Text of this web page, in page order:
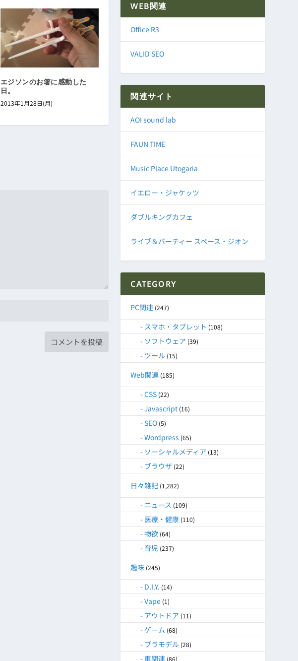
エジソンのお箸に感動した
日。
2013年1月28日(月)
WEB関連
Office R3
VALID SEO
関連サイト
AOI sound lab
FAUN TIME
Music Place Utogaria
イエロー・ジャケッツ
ダブルキングカフェ
ライブ＆パーティー スペース・ジオン
CATEGORY
PC関連 (247)
スマホ・タブレット (108)
ソフトウェア (39)
ツール (15)
Web関連 (185)
CSS (22)
Javascript (16)
SEO (5)
Wordpress (65)
ソーシャルメディア (13)
ブラウザ (22)
日々雑記 (1,282)
ニュース (109)
医療・健康 (110)
物欲 (64)
育児 (237)
趣味 (245)
D.I.Y. (14)
Vape (1)
アウトドア (11)
ゲーム (68)
プラモデル (28)
車関連 (86)